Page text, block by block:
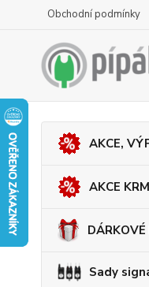
Obchodní podmínky
AKCE,
AKCE
Sady